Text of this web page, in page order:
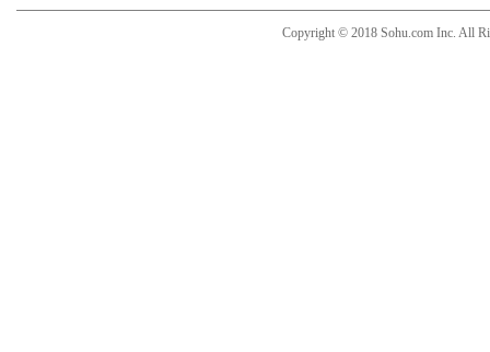
Copyright © 2018 Sohu.com Inc. All